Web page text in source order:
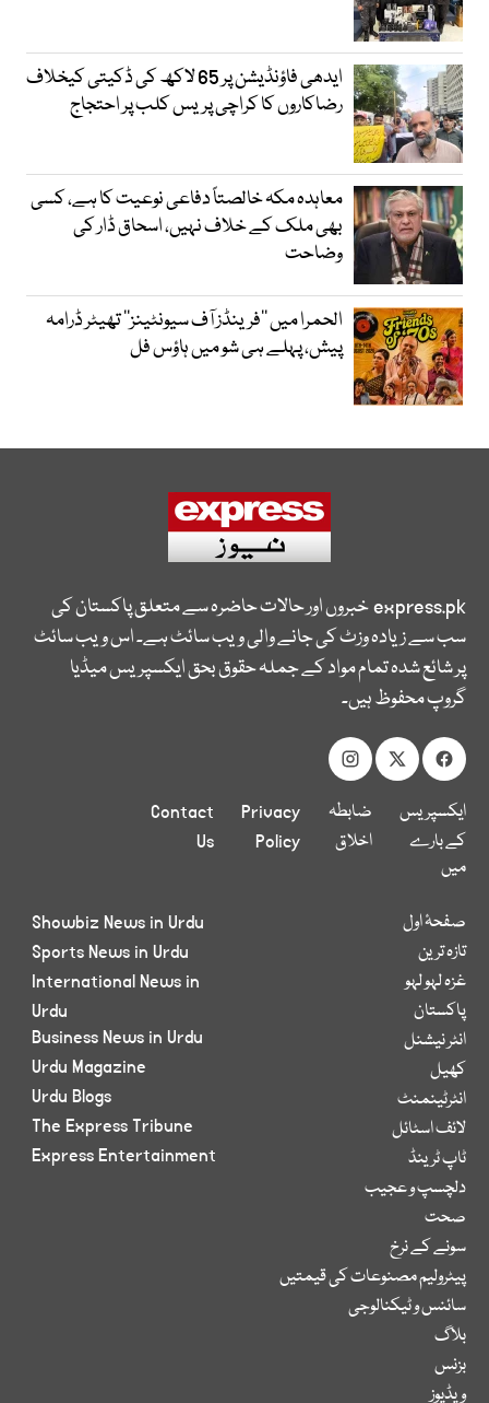
ایدھی فاؤنڈیشن پر 65 لاکھ کی ڈکیتی کیخلاف
رضاکاروں کا کراچی پریس کلب پر احتجاج
معاہدہ مکہ خالصتاً دفاعی نوعیت کا ہے، کسی
بھی ملک کے خلاف نہیں، اسحاق ڈار کی
وضاحت
الحمرا میں ’’فرینڈز آف سیونٹینز‘‘ تھیٹر ڈرامہ
پیش، پہلے ہی شو میں ہاؤس فل
express.pkخبروں اور حالات حاضرہ سے متعلق پاکستان کی
سب سے زیادہ وزٹ کی جانے والی ویب سائٹ ہے۔ اس ویب سائٹ
پر شائع شدہ تمام مواد کے جملہ حقوق بحق ایکسپریس میڈیا
گروپ محفوظ ہیں۔
ایکسپریس
کے بارے
میں
ضابطہ
اخلاق
Privacy
Policy
Contact
Us
صفحۂ اول
تازہ ترین
غزہ لہو لہو
پاکستان
انٹر نیشنل
کھیل
انٹرٹینمنٹ
لائف اسٹائل
ٹاپ ٹرینڈ
دلچسپ و عجیب
صحت
سونے کے نرخ
پیٹرولیم مصنوعات کی قیمتیں
سائنس و ٹیکنالوجی
بلاگ
بزنس
ویڈیوز
Showbiz News in Urdu
Sports News in Urdu
International News in
Urdu
Business News in Urdu
Urdu Magazine
Urdu Blogs
The Express Tribune
Express Entertainment